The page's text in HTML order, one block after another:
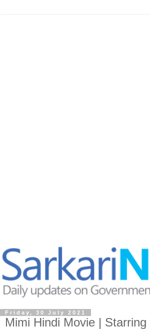
Friday, 30 July 2021
Mimi Hindi Movie |